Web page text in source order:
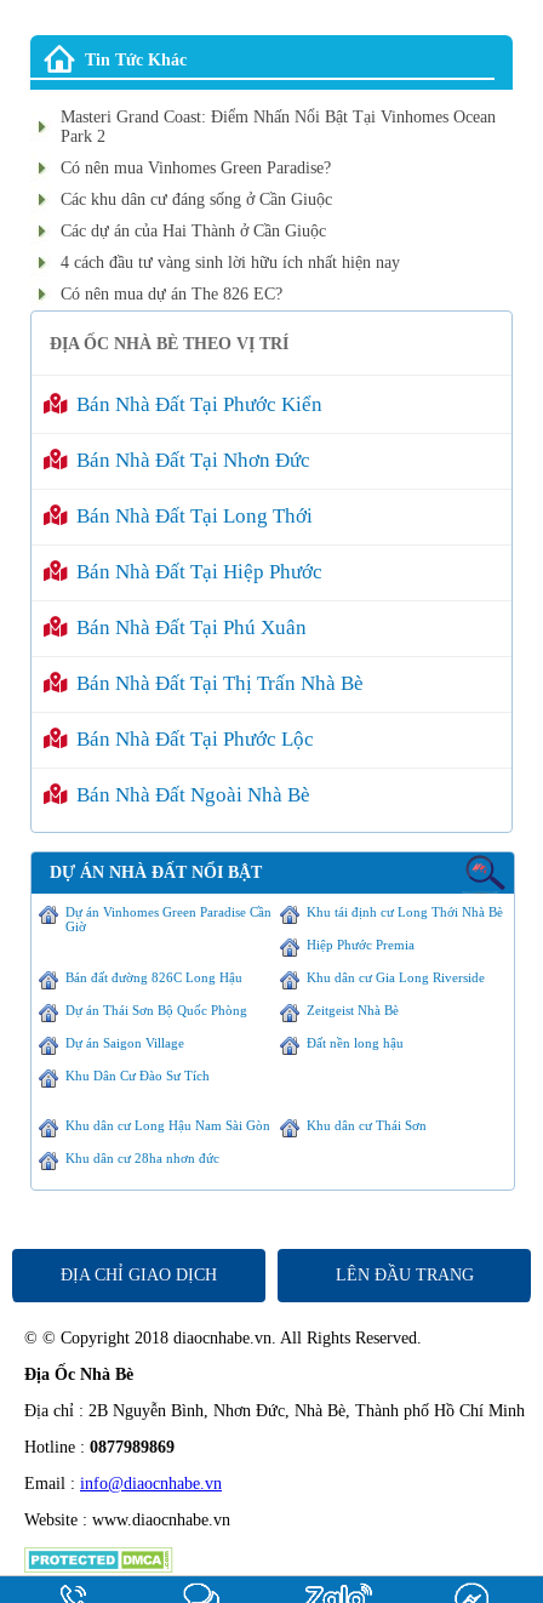
Tin Tức Khác
Masteri Grand Coast: Điểm Nhấn Nổi Bật Tại Vinhomes Ocean
Park 2
Có nên mua Vinhomes Green Paradise?
Các khu dân cư đáng sống ở Cần Giuộc
Các dự án của Hai Thành ở Cần Giuộc
4 cách đầu tư vàng sinh lời hữu ích nhất hiện nay
Có nên mua dự án The 826 EC?
ĐỊA ỐC NHÀ BÈ THEO VỊ TRÍ
Bán Nhà Đất Tại Phước Kiển
Bán Nhà Đất Tại Nhơn Đức
Bán Nhà Đất Tại Long Thới
Bán Nhà Đất Tại Hiệp Phước
Bán Nhà Đất Tại Phú Xuân
Bán Nhà Đất Tại Thị Trấn Nhà Bè
Bán Nhà Đất Tại Phước Lộc
Bán Nhà Đất Ngoài Nhà Bè
DỰ ÁN NHÀ ĐẤT NỔI BẬT
Dự án Vinhomes Green Paradise Cần
Giờ
Khu tái định cư Long Thới Nhà Bè
Hiệp Phước Premia
Bán đất đường 826C Long Hậu Khu dân cư Gia Long Riverside
Dự án Thái Sơn Bộ Quốc Phòng Zeitgeist Nhà Bè
Dự án Saigon Village Đất nền long hậu
Khu Dân Cư Đào Sư Tích
Khu dân cư Long Hậu Nam Sài Gòn Khu dân cư Thái Sơn
Khu dân cư 28ha nhơn đức
ĐỊA CHỈ GIAO DỊCH LÊN ĐẦU TRANG
© © Copyright 2018 diaocnhabe.vn. All Rights Reserved.
Địa Ốc Nhà Bè
Địa chỉ : 2B Nguyễn Bình, Nhơn Đức, Nhà Bè, Thành phố Hồ Chí Minh
Hotline : 0877989869
Email : info@diaocnhabe.vn
Website : www.diaocnhabe.vn